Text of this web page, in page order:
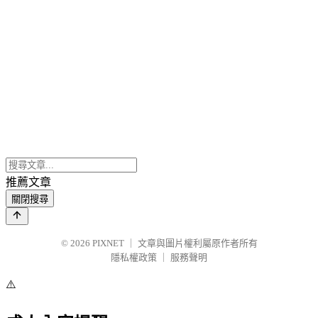
推薦文章
關閉搜尋
© 2026 PIXNET
文章與圖片權利屬原作者所有
隱私權政策
服務聲明
⚠️